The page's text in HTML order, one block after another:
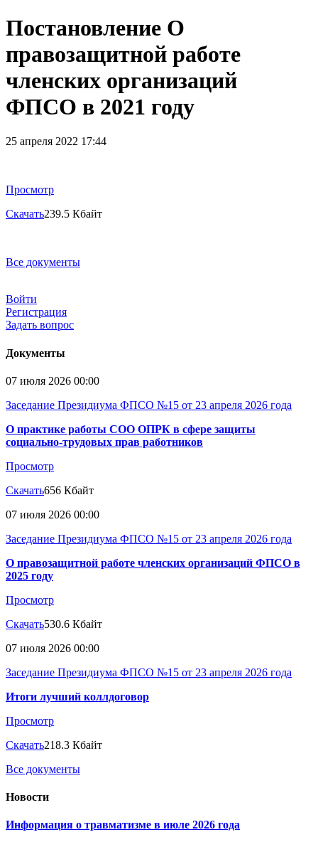
Постановление О
правозащитной работе
членских организаций
ФПСО в 2021 году
25 апреля 2022 17:44
Просмотр
Скачать239.5 Кбайт
Все документы
Войти
Регистрация
Задать вопрос
Документы
07 июля 2026 00:00
Заседание Президиума ФПСО №15 от 23 апреля 2026 года
О практике работы СОО ОПРК в сфере защиты
социально-трудовых прав работников
Просмотр
Скачать656 Кбайт
07 июля 2026 00:00
Заседание Президиума ФПСО №15 от 23 апреля 2026 года
О правозащитной работе членских организаций ФПСО в
2025 году
Просмотр
Скачать530.6 Кбайт
07 июля 2026 00:00
Заседание Президиума ФПСО №15 от 23 апреля 2026 года
Итоги лучший коллдоговор
Просмотр
Скачать218.3 Кбайт
Все документы
Новости
Информация о травматизме в июле 2026 года